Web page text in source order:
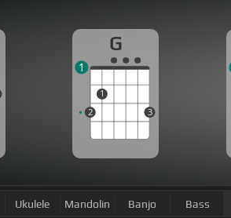
G
2
1
3
1
Ukulele Mandolin Banjo Bass